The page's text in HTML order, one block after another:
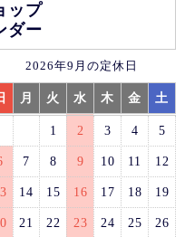
ップ
ダー
2026年9月の定休日
月 火 水 木 金 土
1 2 3 4 5
7 8 9 10 11 12
14 15 16 17 18 19
21 22 23 24 25 26